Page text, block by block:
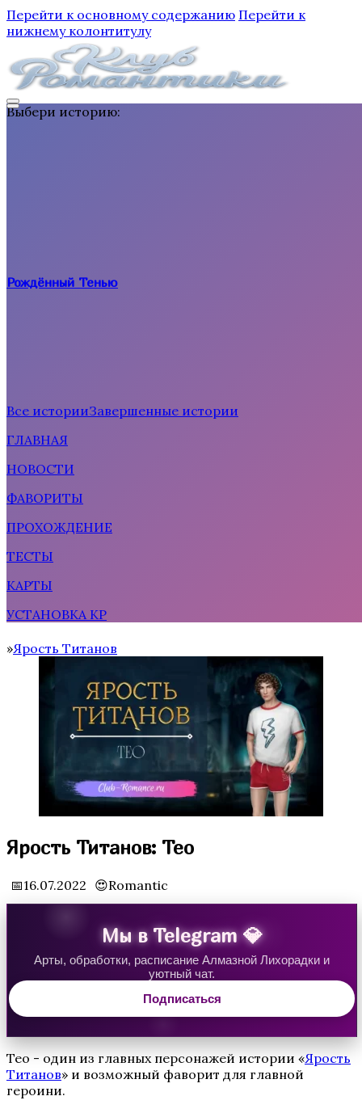
Перейти к основному содержанию Перейти к
нижнему колонтитулу
Выбери историю:
Рождённый Тенью
Водяная Лилия
Аверрис: Дитя Разлома
Все историиЗавершенные истории
ГЛАВНАЯ
НОВОСТИ
ФАВОРИТЫ
ПРОХОЖДЕНИЕ
ТЕСТЫ
КАРТЫ
УСТАНОВКА КР
Home
Ярость Титанов
Ярость Титанов: Тео
📅16.07.2022 😍Romantic
Мы в Telegram 💎
Арты, обработки, расписание Алмазной Лихорадки и
уютный чат.
Подписаться
Тео - один из главных персонажей истории «Ярость
Титанов» и возможный фаворит для главной
героини.